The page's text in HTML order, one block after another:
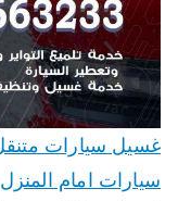
سيارات امام المنزل